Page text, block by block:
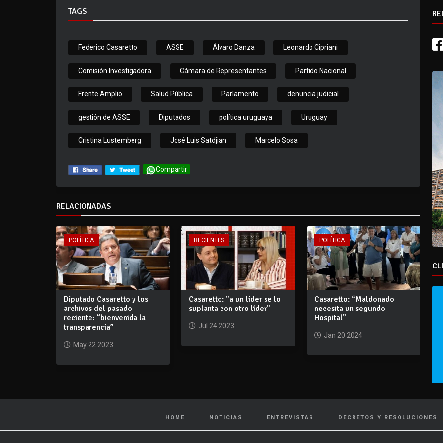
TAGS
Federico Casaretto ASSE Álvaro Danza Leonardo Cipriani
Comisión Investigadora Cámara de Representantes Partido Nacional
Frente Amplio Salud Pública Parlamento denuncia judicial
gestión de ASSE Diputados política uruguaya Uruguay
Cristina Lustemberg José Luis Satdjian Marcelo Sosa
Compartir
RELACIONADAS
POLÍTICA
Diputado Casaretto y los
archivos del pasado
reciente: “bienvenida la
transparencia”
May 22 2023
RECIENTES
Casaretto: "a un líder se lo
suplanta con otro líder"
Jul 24 2023
POLÍTICA
Casaretto: “Maldonado
necesita un segundo
Hospital”
Jan 20 2024
HOME NOTICIAS ENTREVISTAS DECRETOS Y RESOLUCIONES